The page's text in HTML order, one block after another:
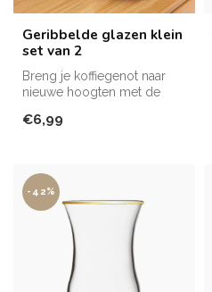
Geribbelde glazen klein
set van 2
Breng je koffiegenot naar
nieuwe hoogten met de
koff...
€6,99
-42%